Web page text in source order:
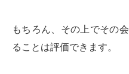
もちろん、その上でその
ることは評価できます。